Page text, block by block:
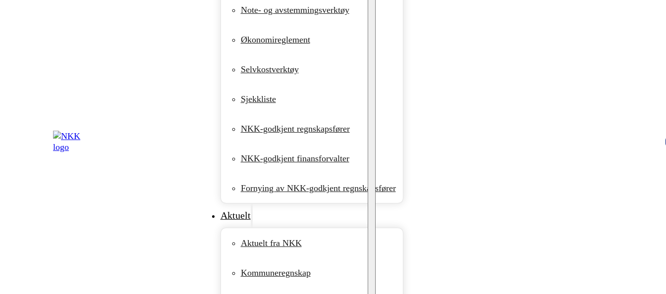
Note- og avstemmingsverktøy
Økonomireglement
Selvkostverktøy
Sjekkliste
NKK-godkjent regnskapsfører
NKK-godkjent finansforvalter
Fornying av NKK-godkjent regnskapsfører
Aktuelt
Aktuelt fra NKK
Kommuneregnskap